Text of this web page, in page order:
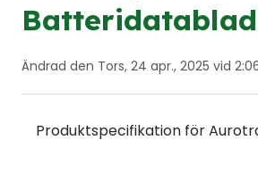
Ändrad den Tors, 24 apr., 2025 vid
Produktspecifikation för